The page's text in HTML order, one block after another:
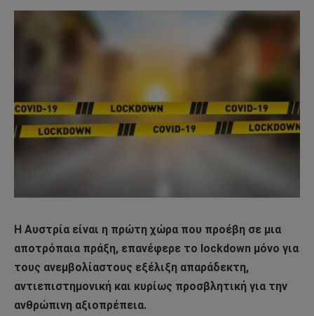
Η Αυστρία είναι η πρώτη χώρα που προέβη σε μια
αποτρόπαια πράξη, επανέφερε το lockdown μόνο για
τους ανεμβολίαστους εξέλιξη απαράδεκτη,
αντιεπιστημονική και κυρίως προσβλητική για την
ανθρώπινη αξιοπρέπεια.